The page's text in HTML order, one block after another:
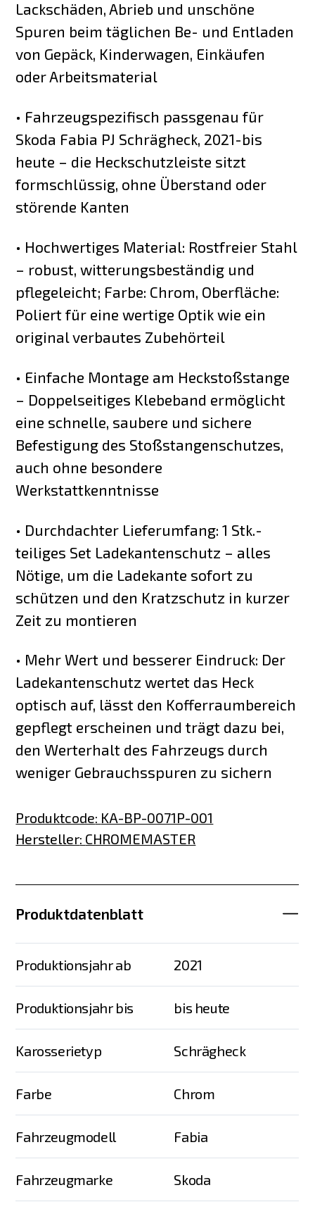
Lackschäden, Abrieb und unschöne
Spuren beim täglichen Be- und Entladen
von Gepäck, Kinderwagen, Einkäufen
oder Arbeitsmaterial
• Fahrzeugspezifisch passgenau für
Skoda Fabia PJ Schrägheck, 2021-bis
heute – die Heckschutzleiste sitzt
formschlüssig, ohne Überstand oder
störende Kanten
• Hochwertiges Material: Rostfreier Stahl
– robust, witterungsbeständig und
pflegeleicht; Farbe: Chrom, Oberfläche:
Poliert für eine wertige Optik wie ein
original verbautes Zubehörteil
• Einfache Montage am Heckstoßstange
– Doppelseitiges Klebeband ermöglicht
eine schnelle, saubere und sichere
Befestigung des Stoßstangenschutzes,
auch ohne besondere
Werkstattkenntnisse
• Durchdachter Lieferumfang: 1 Stk.-
teiliges Set Ladekantenschutz – alles
Nötige, um die Ladekante sofort zu
schützen und den Kratzschutz in kurzer
Zeit zu montieren
• Mehr Wert und besserer Eindruck: Der
Ladekantenschutz wertet das Heck
optisch auf, lässt den Kofferraumbereich
gepflegt erscheinen und trägt dazu bei,
den Werterhalt des Fahrzeugs durch
weniger Gebrauchsspuren zu sichern
Produktcode: KA-BP-0071P-001
Hersteller: CHROMEMASTER
Produktdatenblatt
Produktionsjahr ab 2021
Produktionsjahr bis bis heute
Karosserietyp Schrägheck
Farbe Chrom
Fahrzeugmodell Fabia
Fahrzeugmarke Skoda